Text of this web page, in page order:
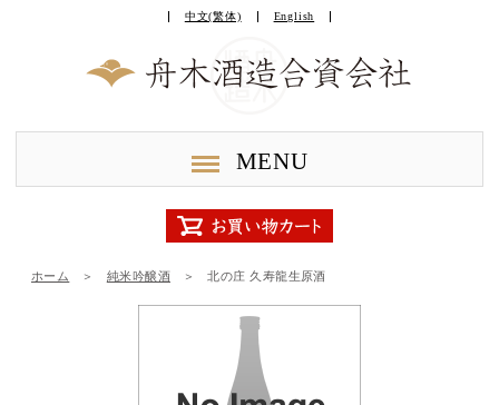
中文(繁体) English
MENU
ホーム ＞ 純米吟醸酒 ＞ 北の庄 久寿龍生原酒